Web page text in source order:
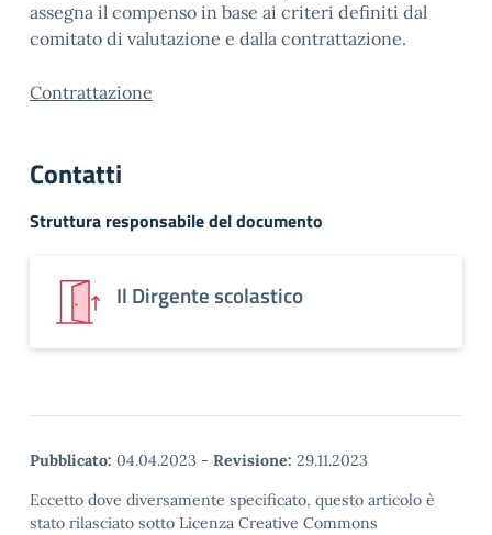
assegna il compenso in base ai criteri definiti dal
comitato di valutazione e dalla contrattazione.
Contrattazione
Contatti
Struttura responsabile del documento
Il Dirgente scolastico
Pubblicato: 04.04.2023 - Revisione: 29.11.2023
Eccetto dove diversamente specificato, questo articolo è
stato rilasciato sotto Licenza Creative Commons